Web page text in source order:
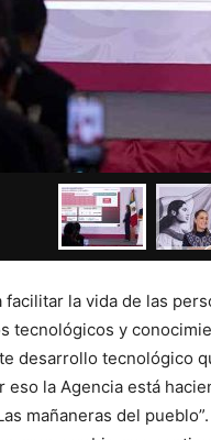
facilitar la vida de las
tecnológicos y
desarrollo tecnológico
eso la Agencia está
mañaneras del pueblo”.